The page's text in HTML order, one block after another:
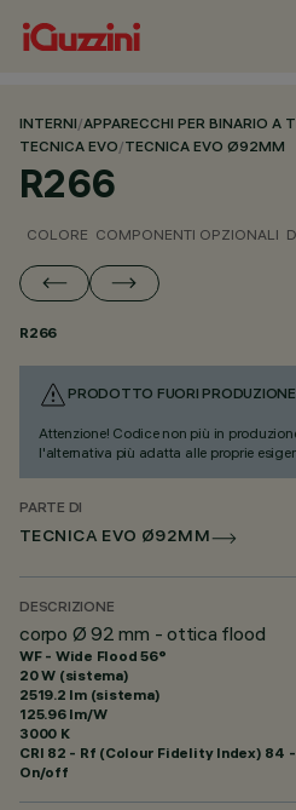
INTERNI/APPARECCHI PER BINARIO A
TECNICA EVO/TECNICA EVO Ø92MM
R266
COLORE COMPONENTI OPZIONALI
R266
PRODOTTO FUORI PRODUZIONE
Attenzione! Codice non più in
l'alternativa più adatta alle proprie
PARTE DI
TECNICA EVO Ø92MM
DESCRIZIONE
corpo Ø 92 mm - ottica flood
WF - Wide Flood 56°
20 W (sistema)
2519.2 lm (sistema)
125.96 lm/W
3000 K
CRI 82 - Rf (Colour Fidelity Index) 84 -
On/off